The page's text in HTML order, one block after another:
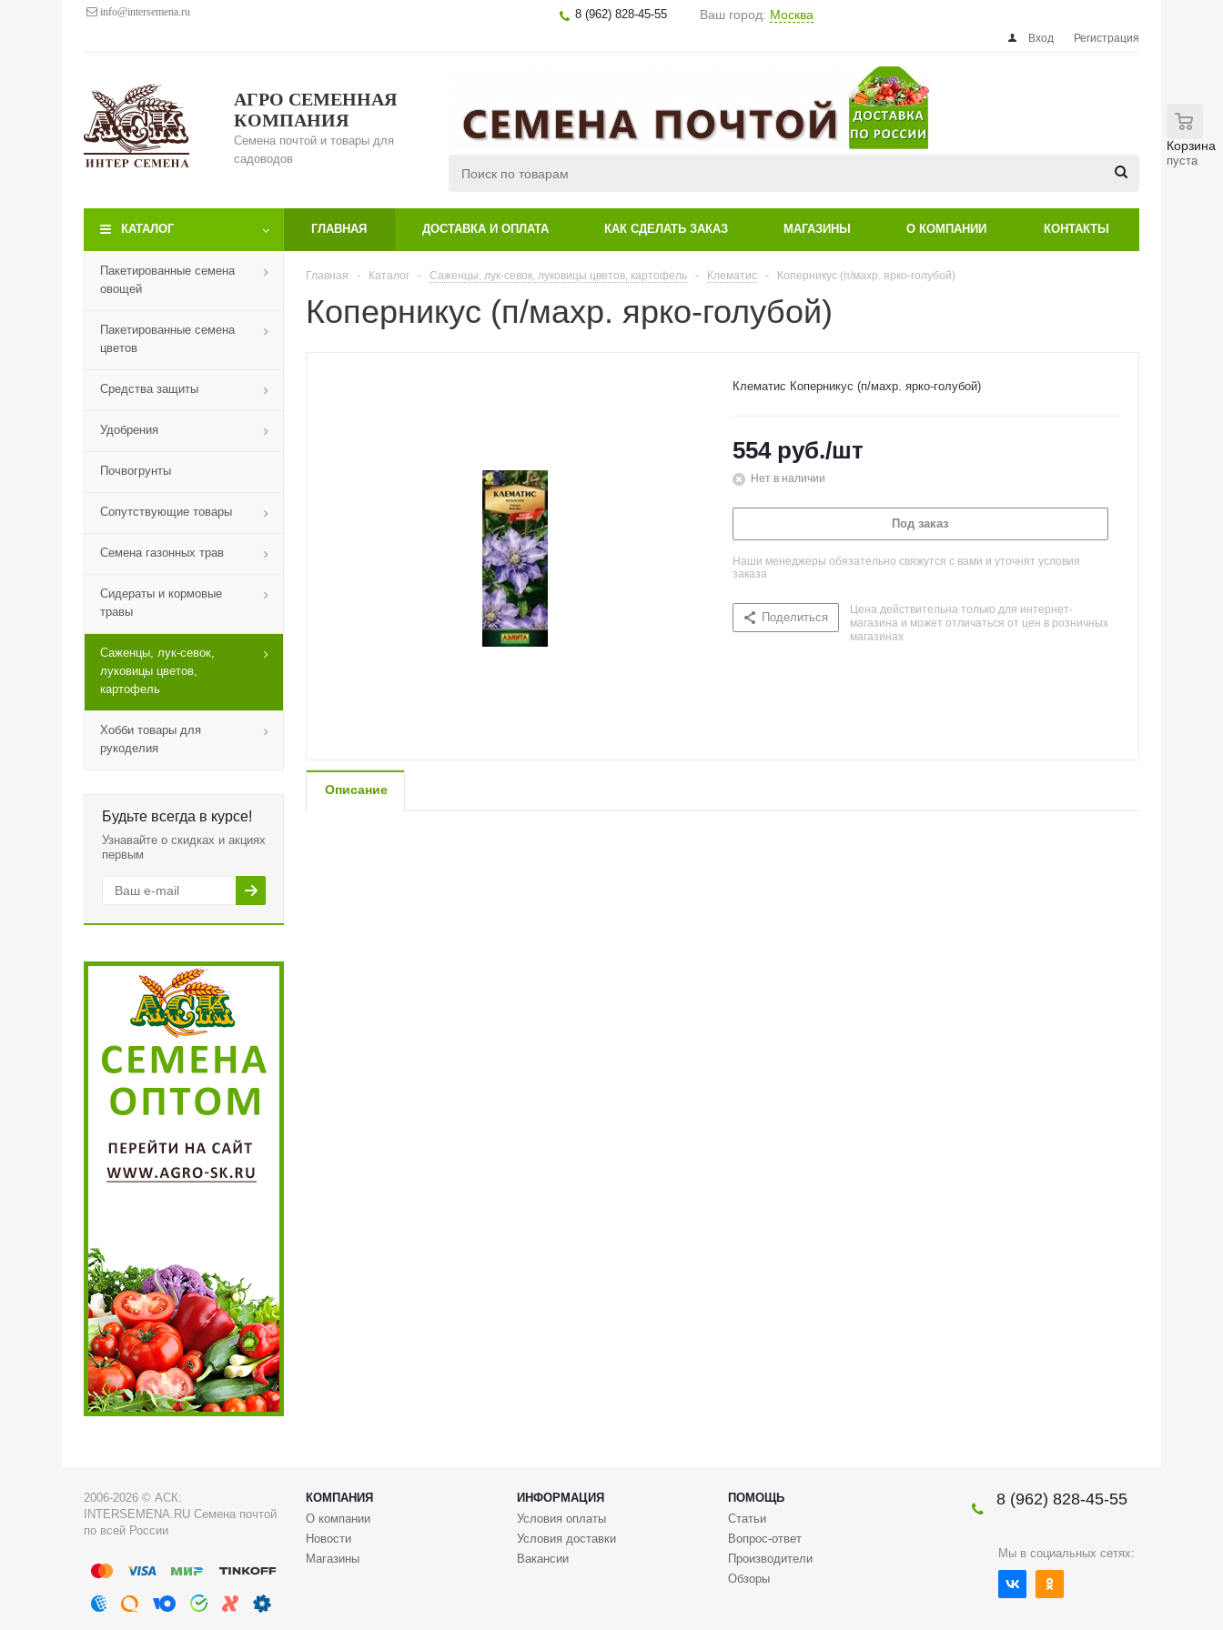
info@intersemena.ru 8 (962) 828-45-55 Ваш город: Москва
Вход Регистрация
АГРО СЕМЕННАЯ
КОМПАНИЯ
Семена почтой и товары для
садоводов
Корзина
пуста
КАТАЛОГ ГЛАВНАЯ ДОСТАВКА И ОПЛАТА КАК СДЕЛАТЬ ЗАКАЗ МАГАЗИНЫ О КОМПАНИИ КОНТАКТЫ
Пакетированные семена
овощей
Пакетированные семена
цветов
Средства защиты
Удобрения
Почвогрунты
Сопутствующие товары
Семена газонных трав
Сидераты и кормовые
травы
Саженцы, лук-севок,
луковицы цветов,
картофель
Хобби товары для
рукоделия
Будьте всегда в курсе!
Узнавайте о скидках и акциях
первым
Главная - Каталог - Саженцы, лук-севок, луковицы цветов, картофель - Клематис - Коперникус (п/махр. ярко-голубой)
Коперникус (п/махр. ярко-голубой)
Клематис Коперникус (п/махр. ярко-голубой)
554руб./шт
Нет в наличии
Под заказ
Наши менеджеры обязательно свяжутся с вами и уточнят условия
заказа
Поделиться
Цена действительна только для интернет-
магазина и может отличаться от цен в розничных
магазинах
Описание
2006-2026 © АСК:
INTERSEMENA.RU Семена почтой
по всей России
КОМПАНИЯ ИНФОРМАЦИЯ
ПОМОЩЬ
О компании
Новости
Магазины
Условия оплаты
Условия доставки
Вакансии
Статьи
Вопрос-ответ
Производители
Обзоры
8 (962) 828-45-55
Мы в социальных сетях: